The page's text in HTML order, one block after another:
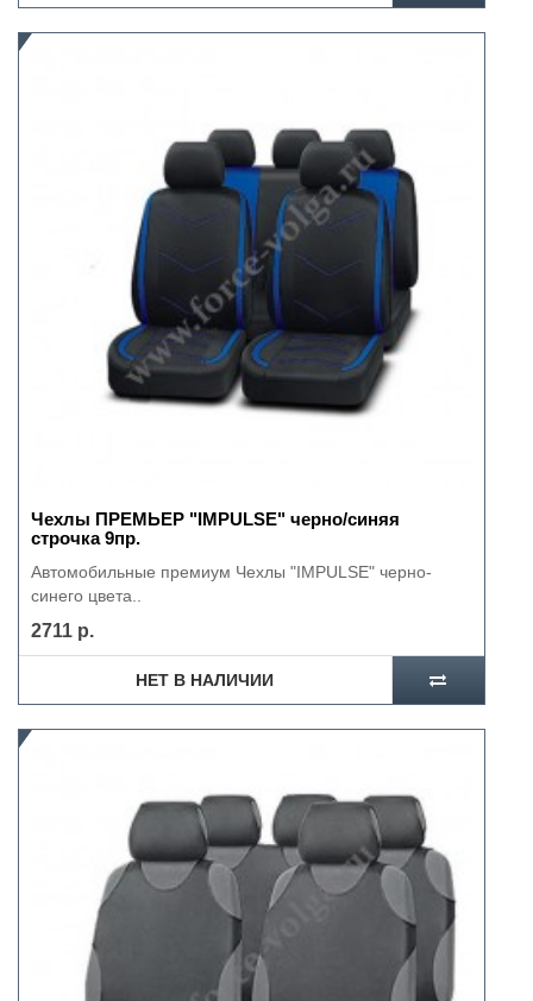
Чехлы ПРЕМЬЕР "IMPULSE" черно/синяя
строчка 9пр.
Автомобильные премиум Чехлы "IMPULSE" черно-
синего цвета..
2711 р.
НЕТ В НАЛИЧИИ